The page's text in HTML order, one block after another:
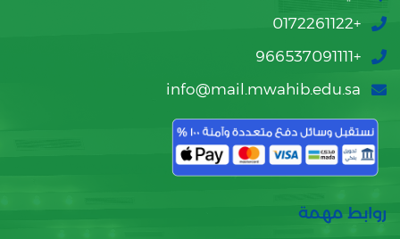
+0172261122
+966537091111
info@mail.mwahib.edu.sa
روابط مهمة